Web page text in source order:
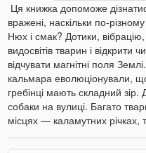
Ця книжка допоможе
вражені, наскільки по-
Нюх і смак? Дотики,
видосвітів тварин і
відчувати магнітні поля
кальмара еволюціонували,
гребінці мають складний
собаки на вулиці. Багато
місцях — каламутних річках,